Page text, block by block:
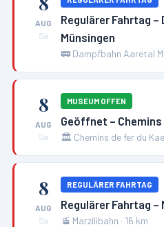
AUG
Sa
Regulärer Fahrtag
Münsingen
🚃 Dampfbahn Aaretal
8
AUG
Sa
MUSEUM OFFEN
Geöffnet –
🏛️ Chemins de fer du
8
AUG
Sa
REGULÄRER FAHRTAG
Regulärer Fahrtag –
🚡 Marzilibahn · 16 km